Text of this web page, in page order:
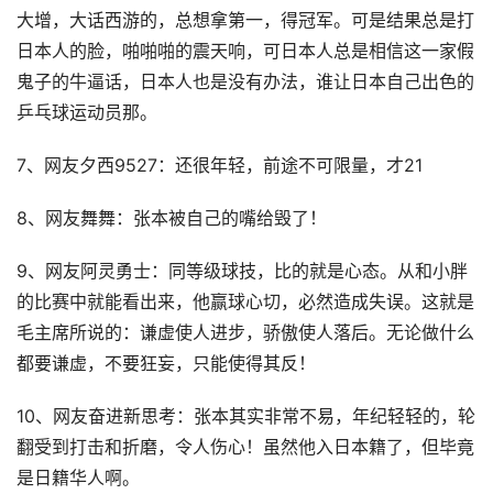
大增，大话西游的，总想拿第一，得冠军。可是结果总是打
日本人的脸，啪啪啪的震天响，可日本人总是相信这一家假
鬼子的牛逼话，日本人也是没有办法，谁让日本自己出色的
乒乓球运动员那。
7、网友夕西9527：还很年轻，前途不可限量，才21
8、网友舞舞：张本被自己的嘴给毁了！
9、网友阿灵勇士：同等级球技，比的就是心态。从和小胖
的比赛中就能看出来，他赢球心切，必然造成失误。这就是
毛主席所说的：谦虚使人进步，骄傲使人落后。无论做什么
都要谦虚，不要狂妄，只能使得其反！
10、网友奋进新思考：张本其实非常不易，年纪轻轻的，轮
翻受到打击和折磨，令人伤心！虽然他入日本籍了，但毕竟
是日籍华人啊。